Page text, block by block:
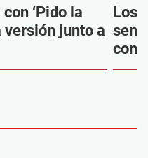
‘Pido la
versión junto a
Los